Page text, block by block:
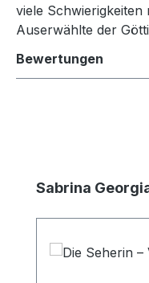
viele Schwierigkeiten
Auserwählte der
Bewertungen
Produktgalerie
Sabrina